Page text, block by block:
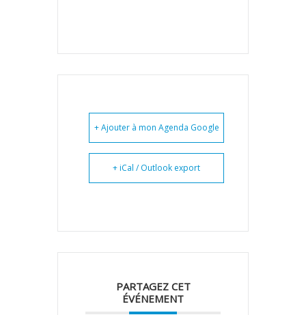
+ Ajouter à mon Agenda Google
+ iCal / Outlook export
PARTAGEZ CET
ÉVÉNEMENT